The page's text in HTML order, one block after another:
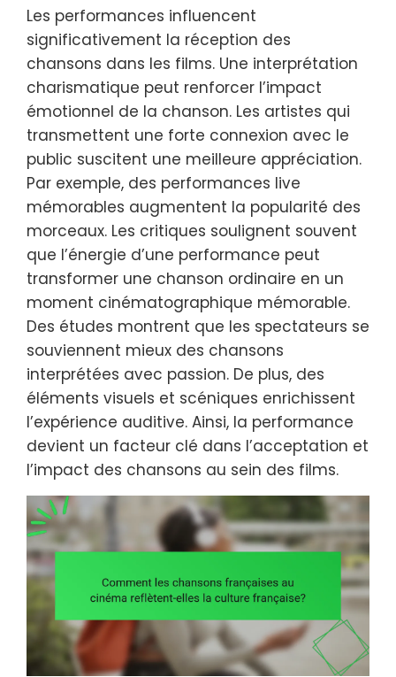
Les performances influencent
significativement la réception des
chansons dans les films. Une interprétation
charismatique peut renforcer l’impact
émotionnel de la chanson. Les artistes qui
transmettent une forte connexion avec le
public suscitent une meilleure appréciation.
Par exemple, des performances live
mémorables augmentent la popularité des
morceaux. Les critiques soulignent souvent
que l’énergie d’une performance peut
transformer une chanson ordinaire en un
moment cinématographique mémorable.
Des études montrent que les spectateurs se
souviennent mieux des chansons
interprétées avec passion. De plus, des
éléments visuels et scéniques enrichissent
l’expérience auditive. Ainsi, la performance
devient un facteur clé dans l’acceptation et
l’impact des chansons au sein des films.